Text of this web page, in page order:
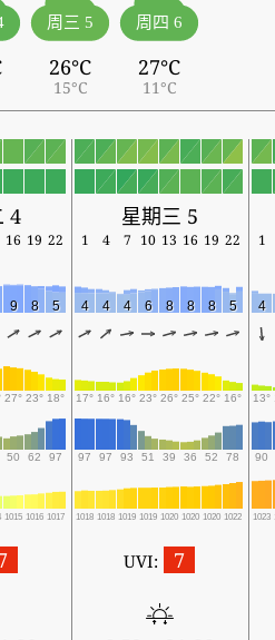
周三 5
26°C
15°C
周四 6
27°C
11°C
4 星期三 5
16 19 22 1 4 7 10 13 16 19 22 1
9 8 5 4 4 4 6 8 8 8 5 4
27° 23° 18° 17° 16° 16° 23° 26° 25° 22° 16° 13°
50 62 97 97 97 93 51 39 36 52 78 90
1015 1016 1017 1018 1018 1019 1019 1020 1020 1020 1022 1023
UVI: 7